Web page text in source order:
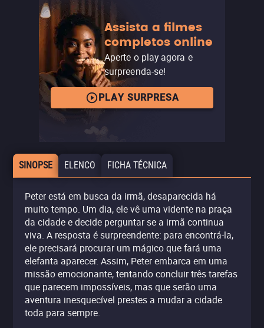
Assista a filmes
completos online
Aperte o play agora e
surpreenda-se!
PLAY SURPRESA
SINOPSE ELENCO FICHA TÉCNICA
Peter está em busca da irmã, desaparecida há
muito tempo. Um dia, ele vê uma vidente na praça
da cidade e decide perguntar se a irmã continua
viva. A resposta é surpreendente: para encontrá-la,
ele precisará procurar um mágico que fará uma
elefanta aparecer. Assim, Peter embarca em uma
missão emocionante, tentando concluir três tarefas
que parecem impossíveis, mas que serão uma
aventura inesquecível prestes a mudar a cidade
toda para sempre.